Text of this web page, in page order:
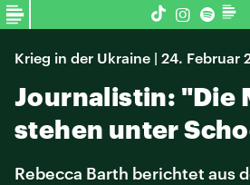
Krieg in der Ukraine | 24. Februar
Journalistin: "Die
stehen unter
Rebecca Barth berichtet aus